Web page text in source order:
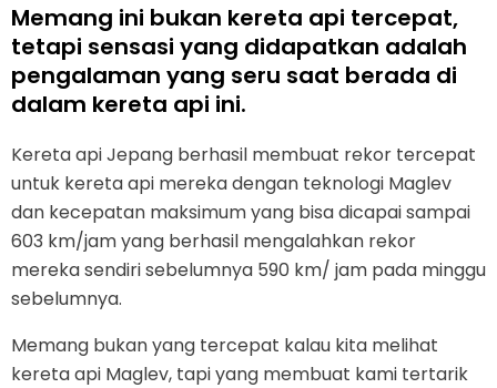
Memang ini bukan kereta api tercepat,
tetapi sensasi yang didapatkan adalah
pengalaman yang seru saat berada di
dalam kereta api ini.
Kereta api Jepang berhasil membuat rekor tercepat
untuk kereta api mereka dengan teknologi Maglev
dan kecepatan maksimum yang bisa dicapai sampai
603 km/jam yang berhasil mengalahkan rekor
mereka sendiri sebelumnya 590 km/ jam pada minggu
sebelumnya.
Memang bukan yang tercepat kalau kita melihat
kereta api Maglev, tapi yang membuat kami tertarik